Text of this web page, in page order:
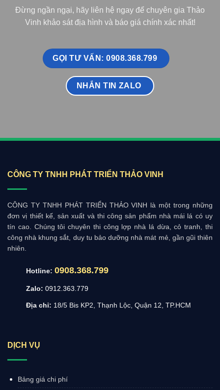
Đừng ngần ngại, hãy liên hệ ngay để chuyên gia Thảo
Vinh khảo sát địa hình và báo giá chính xác nhất!
GỌI TƯ VẤN: 0908.368.799
NHẮN TIN ZALO
CÔNG TY TNHH PHÁT TRIỂN THẢO VINH
CÔNG TY TNHH PHÁT TRIỂN THẢO VINH là một trong những
đơn vị thiết kế, sản xuất và thi công sản phẩm nhà mái lá có uy
tín cao. Chúng tôi chuyên thi công lợp nhà lá dừa, cỏ tranh, thi
công nhà khung sắt, duy tu bảo dưỡng nhà mát mẻ, gần gũi thiên
nhiên.
Hotline: 0908.368.799
Zalo: 0912.363.779
Địa chỉ: 18/5 Bis KP2, Thạnh Lộc, Quận 12, TP.HCM
DỊCH VỤ
Bảng giá chi phí